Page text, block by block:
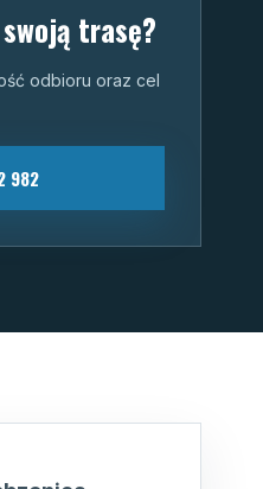
trasę?
odbioru oraz cel
982